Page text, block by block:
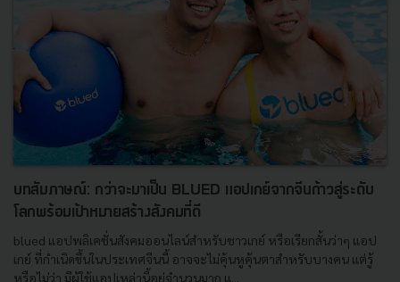
บทสัมภาษณ์: กว่าจะมาเป็น BLUED แอปเกย์จากจีนก้าวสู่ระดับ
โลกพร้อมเป้าหมายสร้างสังคมที่ดี
blued แอปพลิเคชั่นสังคมออนไลน์สำหรับชาวเกย์ หรือเรียกสั้นว่าๆ แอป
เกย์ ที่กำเนิดขึ้นในประเทศจีนนี้ อาจจะไม่คุ้นหูคุ้นตาสำหรับบางคน แต่รู้
หรือไม่ว่า มีผู้ใช้แอปเหล่านี้อยู่จำนวนมาก แ...